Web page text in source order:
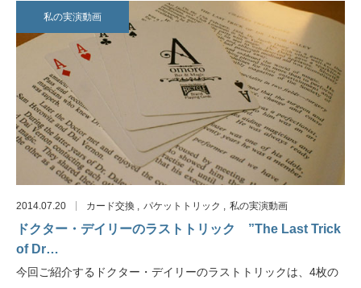
私の実演動画
2014.07.20 カード交換 パケットトリック 私の実演動画
ドクター・デイリーのラストトリック ”The Last Trick
of Dr…
今回ご紹介するドクター・デイリーのラストトリックは、4枚の